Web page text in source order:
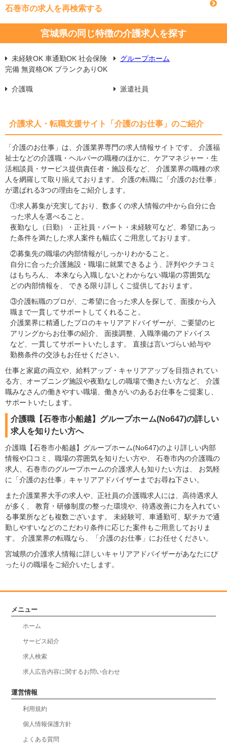
石巻市の求人を再検索する
宮城県の同じ特徴の介護求人を探す
未経験OK 車通勤OK 社会保険
完備 無資格OK ブランクありOK
グループホーム
介護職 派遣社員
介護求人・転職支援サイト「介護のお仕事」のご紹介
「介護のお仕事」は、介護業界専門の求人情報サイトです。 介護福
祉士などの介護職・ヘルパーの職種のほかに、ケアマネジャー・生
活相談員・サービス提供責任者・施設長など、 介護業界の職種の求
人を網羅して取り揃えております。 介護の転職に「介護のお仕事」
が選ばれる3つの理由をご紹介します。
①求人募集が充実しており、数多くの求人情報の中から自分に合
った求人を選べること。
夜勤なし（日勤）・正社員・パート・未経験可など、希望にあっ
た条件を満たした求人案件も幅広くご用意しております。
②募集先の職場の内部情報がしっかりわかること。
自分に合った介護施設・職場に就業できるよう、評判やクチコミ
はもちろん、 本来なら入職しないとわからない職場の雰囲気な
どの内部情報を、 できる限り詳しくご提供しております。
③介護転職のプロが、ご希望に合った求人を探して、面接から入
職まで一貫してサポートしてくれること。
介護業界に精通したプロのキャリアアドバイザーが、ご要望のヒ
アリングからお仕事の紹介、 面接調整、入職準備のアドバイス
など、一貫してサポートいたします。 直接は言いづらい給与や
勤務条件の交渉もお任せください。
仕事と家庭の両立や、給料アップ・キャリアアップを目指されてい
る方、オープニング施設や夜勤なしの職場で働きたい方など、 介護
職みなさんの働きやすい職場、働きがいのあるお仕事をご提案し、
サポートいたします。
介護職【石巻市小船越】グループホーム(No647)の詳しい
求人を知りたい方へ
介護職【石巻市小船越】グループホーム(No647)のより詳しい内部
情報や口コミ、職場の雰囲気を知りたい方や、 石巻市内の介護職の
求人、石巻市のグループホームの介護求人も知りたい方は、 お気軽
に「介護のお仕事」キャリアアドバイザーまでお尋ね下さい。
また介護業界大手の求人や、正社員の介護職求人には、高待遇求人
が多く、 教育・研修制度の整った環境や、待遇改善に力を入れてい
る事業所なども複数ございます。 未経験可、車通勤可、駅チカで通
勤しやすいなどのこだわり条件に応じた案件もご用意しておりま
す。 介護業界の転職なら、「介護のお仕事」にお任せください。
宮城県の介護求人情報に詳しいキャリアアドバイザーがあなたにぴ
ったりの職場をご紹介いたします。
メニュー
ホーム
サービス紹介
求人検索
求人広告内容に関するお問い合わせ
運営情報
利用規約
個人情報保護方針
よくある質問